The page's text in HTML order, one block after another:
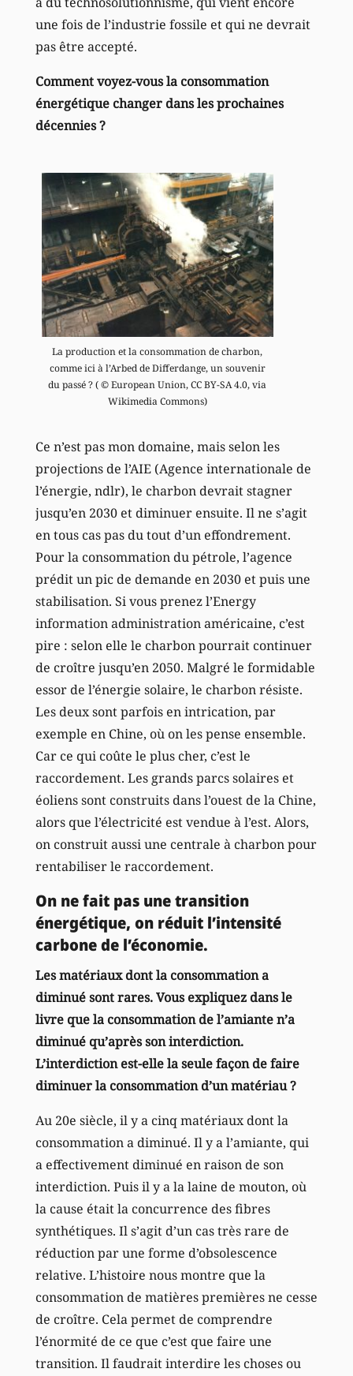
une fois de l’industrie fossile et qui ne devrait
pas être accepté.
Comment voyez-vous la consommation
énergétique changer dans les prochaines
décennies ?
La production et la consommation de charbon,
comme ici à l’Arbed de Differdange, un souvenir
du passé ? ( © European Union, CC BY-SA 4.0, via
Wikimedia Commons)
Ce n’est pas mon domaine, mais selon les
projections de l’AIE (Agence internationale de
l’énergie, ndlr), le charbon devrait stagner
jusqu’en 2030 et diminuer ensuite. Il ne s’agit
en tous cas pas du tout d’un effondrement.
Pour la consommation du pétrole, l’agence
prédit un pic de demande en 2030 et puis une
stabilisation. Si vous prenez l’Energy
information administration américaine, c’est
pire : selon elle le charbon pourrait continuer
de croître jusqu’en 2050. Malgré le formidable
essor de l’énergie solaire, le charbon résiste.
Les deux sont parfois en intrication, par
exemple en Chine, où on les pense ensemble.
Car ce qui coûte le plus cher, c’est le
raccordement. Les grands parcs solaires et
éoliens sont construits dans l’ouest de la Chine,
alors que l’électricité est vendue à l’est. Alors,
on construit aussi une centrale à charbon pour
rentabiliser le raccordement.
On ne fait pas une transition
énergétique, on réduit l’intensité
carbone de l’économie.
Les matériaux dont la consommation a
diminué sont rares. Vous expliquez dans le
livre que la consommation de l’amiante n’a
diminué qu’après son interdiction.
L’interdiction est-elle la seule façon de faire
diminuer la consommation d’un matériau ?
Au 20e siècle, il y a cinq matériaux dont la
consommation a diminué. Il y a l’amiante, qui
a effectivement diminué en raison de son
interdiction. Puis il y a la laine de mouton, où
la cause était la concurrence des fibres
synthétiques. Il s’agit d’un cas très rare de
réduction par une forme d’obsolescence
relative. L’histoire nous montre que la
consommation de matières premières ne cesse
de croître. Cela permet de comprendre
l’énormité de ce que c’est que faire une
transition. Il faudrait interdire les choses ou